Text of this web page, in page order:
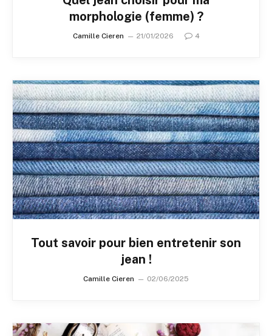
morphologie (femme) ?
Camille Cieren 21/01/2026 4
Tout savoir pour bien entretenir son
jean !
Camille Cieren 02/06/2025